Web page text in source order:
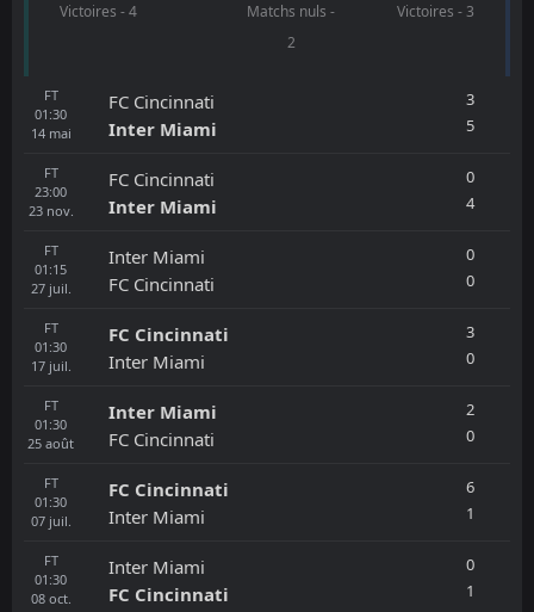
Victoires - 4
Matchs nuls -
2
Victoires - 3
FT
01:30
14 mai
FC Cincinnati
Inter Miami
3
5
FT
23:00
23 nov.
FC Cincinnati
Inter Miami
0
4
FT
01:15
27 juil.
Inter Miami
FC Cincinnati
0
0
FT
01:30
17 juil.
FC Cincinnati
Inter Miami
3
0
FT
01:30
25 août
Inter Miami
FC Cincinnati
2
0
FT
01:30
07 juil.
FC Cincinnati
Inter Miami
6
1
FT
01:30
08 oct.
Inter Miami
FC Cincinnati
0
1